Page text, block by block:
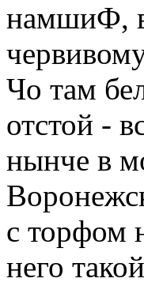
намшиФ, в
Чо там
отстой -
нынче в
с торфом
него